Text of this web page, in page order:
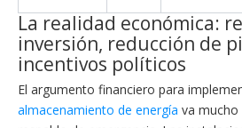
La realidad económica:
inversión, reducción de
incentivos políticos
El argumento financiero para
almacenamiento de energía va mucho